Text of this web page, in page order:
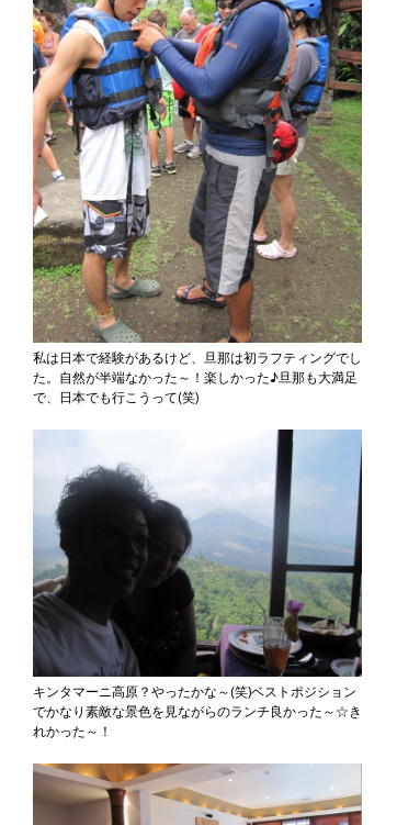
私は日本で経験があるけど、旦那は初ラフティングでし
た。自然が半端なかった～！楽しかった♪旦那も大満足
で、日本でも行こうって(笑)
キンタマーニ高原？やったかな～(笑)ベストポジション
でかなり素敵な景色を見ながらのランチ良かった～☆き
れかった～！